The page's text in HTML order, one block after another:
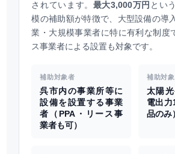
されています。 最大3,000万円 とい
模の補助額が特徴で、大型設備の導
業・大規模事業者に特に有利な制度
ス事業者による設置も対象です。
補助対象者
呉市内の事業所等に
設備を設置する事業
者（PPA・リース事
業者も可）
補助対
太陽
電出
品のみ）